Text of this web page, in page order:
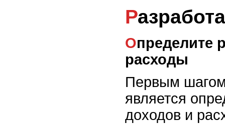
Определите регулярные доходы и
расходы
Первым
является
доходов и